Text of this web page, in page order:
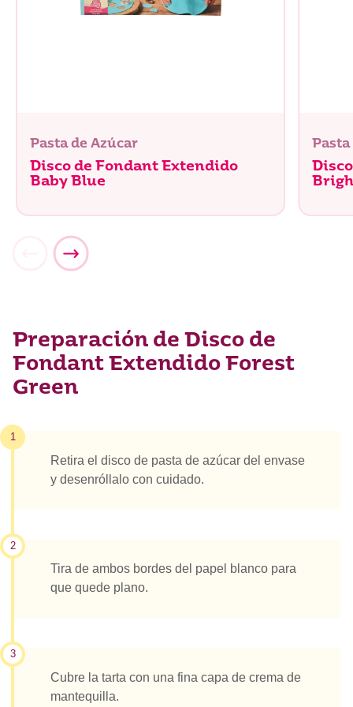
Pasta de Azúcar
Disco de Fondant Extendido
Baby Blue
Preparación de Disco de
Fondant Extendido Forest
Green
1
Retira el disco de pasta de azúcar del envase
y desenróllalo con cuidado.
2
Tira de ambos bordes del papel blanco para
que quede plano.
3
Cubre la tarta con una fina capa de crema de
mantequilla.